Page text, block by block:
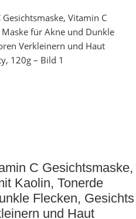
C Gesichtsmaske,
Kaolin, Tonerde
Flecken, Gesichts
und Haut